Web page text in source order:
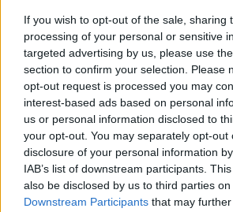
If you wish to opt-out of the sale, sharing
processing of your personal or sensitive
targeted advertising by us, please use
section to confirm your selection. Please
opt-out request is processed you may
interest-based ads based on personal
us or personal information disclosed to
your opt-out. You may separately opt-out
disclosure of your personal information
IAB’s list of downstream participants.
also be disclosed by us to third parties on
Downstream Participants that may
Consejos útiles para